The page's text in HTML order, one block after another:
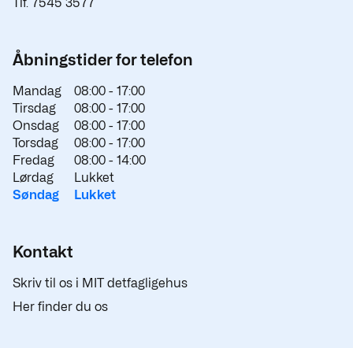
Åbningstider for telefon
Mandag 08:00 - 17:00
Tirsdag
08:00 - 17:00
Onsdag
08:00 - 17:00
Torsdag
08:00 - 17:00
Fredag
08:00 - 14:00
Lørdag
Lukket
Søndag
Lukket
Kontakt
Skriv til os i MIT detfagligehus
Her finder du os